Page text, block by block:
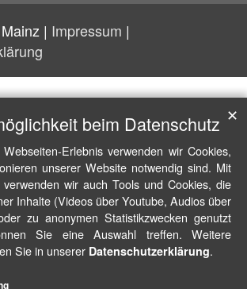
| Impressum |
beim Datenschutz
Erlebnis verwenden wir Cookies,
unserer Website notwendig sind. Mit
wir auch Tools und Cookies, die
Inhalte (Videos über Youtube, Audios über
zu anonymen Statistikzwecken genutzt
Sie eine Auswahl treffen. Weitere
Sie in unserer Datenschutzerklärung.
✕